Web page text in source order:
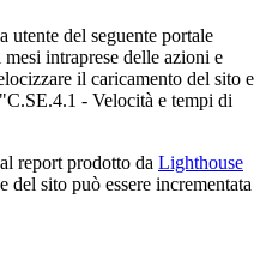
del seguente portale
intraprese delle azioni e
il caricamento del sito e
- Velocità e tempi di
report prodotto da Lighthouse
del sito può essere incrementata